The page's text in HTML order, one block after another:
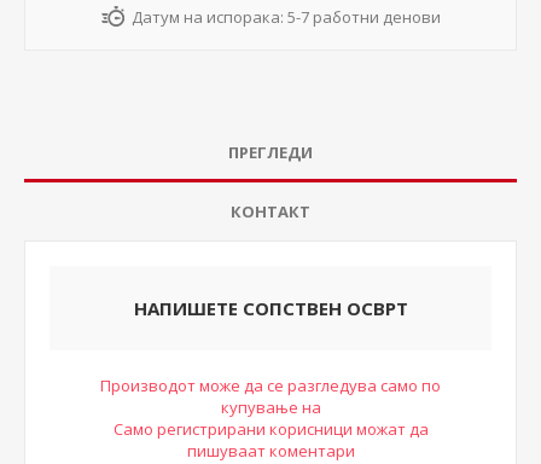
Датум на испорака: 5-7 работни денови
ПРЕГЛЕДИ
КОНТАКТ
НАПИШЕТЕ СОПСТВЕН ОСВРТ
Производот може да се разгледува само по
купување на
Само регистрирани корисници можат да
пишуваат коментари